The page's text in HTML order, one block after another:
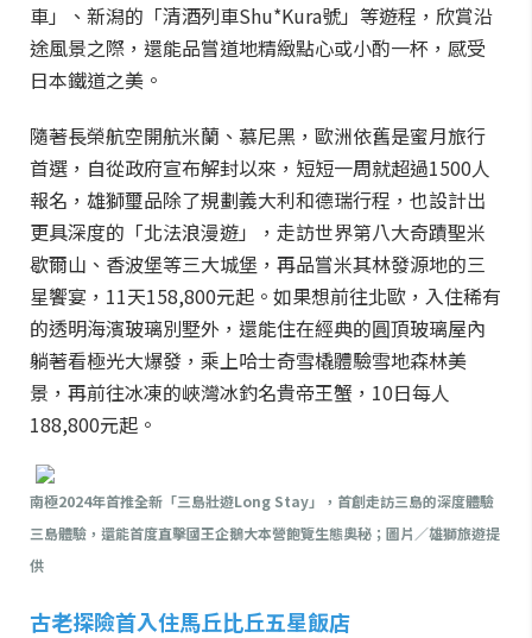
車」、新潟的「清酒列車Shu*Kura號」等遊程，欣賞沿
途風景之際，還能品嘗道地精緻點心或小酌一杯，感受
日本鐵道之美。
隨著長榮航空開航米蘭、慕尼黑，歐洲依舊是蜜月旅行
首選，自從政府宣布解封以來，短短一周就超過1500人
報名，雄獅璽品除了規劃義大利和德瑞行程，也設計出
更具深度的「北法浪漫遊」，走訪世界第八大奇蹟聖米
歇爾山、香波堡等三大城堡，再品嘗米其林發源地的三
星饗宴，11天158,800元起。如果想前往北歐，入住稀有
的透明海濱玻璃別墅外，還能住在經典的圓頂玻璃屋內
躺著看極光大爆發，乘上哈士奇雪橇體驗雪地森林美
景，再前往冰凍的峽灣冰釣名貴帝王蟹，10日每人
188,800元起。
南極2024年首推全新「三島壯遊Long Stay」，首創走訪三島的深度體驗
三島體驗，還能首度直擊國王企鵝大本營飽覽生態奧秘；圖片／雄獅旅遊提
供
古老探險首入住馬丘比丘五星飯店